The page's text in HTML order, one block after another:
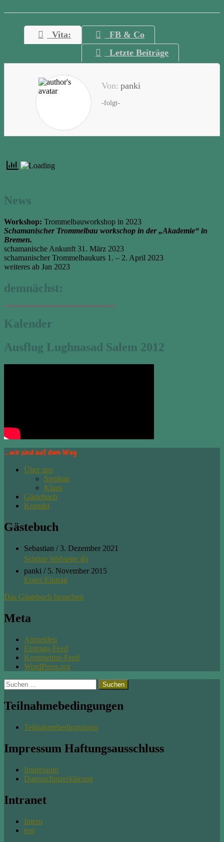
Vita:
FB & Co
Letzte Beiträge
Von: panki
-folgt-
News
Workshop: Trommelbauworkshop in 2023
Schamanischer Trommelbau workschop in der „Akademie“ in
Bremen.
schamanische Ankunft 31. März 2023
schamanischer Trommelbaukurs 1. – 2. April 2023
weiteres ab Jan 2023
demnächst:
Kalender
Ausflug Lughnasad Salem 2012
…wir sind auf dem Weg
Über uns
Stephan
Klaus
Gästebuch
Kontakt
Gästebuch
Sebastian / 3. Dezember 2021
Schöne Webseite 👍
panki / 5. November 2015
Erster Eintrag
Das Gästebuch besuchen
Meta
Anmelden
Eintrags-Feed
Kommentar-Feed
WordPress.org
Suchen
nach:
Teilnahmebedingungen
Teilnahmebedingungen
Impressum Haftungsausschluss
Impressum
Datenschutzerklärung
Intranet
Intern
test